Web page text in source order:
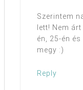
Szerintem
lett! Nem
én, 25-én
megy :)
Reply